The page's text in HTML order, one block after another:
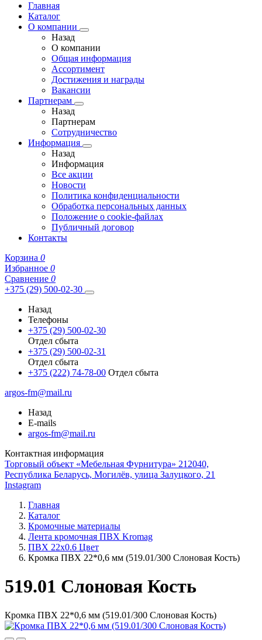
Главная
Каталог
О компании
Назад
О компании
Общая информация
Ассортимент
Достижения и награды
Вакансии
Партнерам
Назад
Партнерам
Сотрудничество
Информация
Назад
Информация
Все акции
Новости
Политика конфиденциальности
Обработка персональных данных
Положение о cookie-файлах
Публичный договор
Контакты
Корзина 0
Избранное 0
Сравнение 0
+375 (29) 500-02-30
Назад
Телефоны
+375 (29) 500-02-30
Отдел сбыта
+375 (29) 500-02-31
Отдел сбыта
+375 (222) 74-78-00 Отдел сбыта
argos-fm@mail.ru
Назад
E-mails
argos-fm@mail.ru
Контактная информация
Торговый объект «Мебельная Фурнитура» 212040,
Республика Беларусь, Могилёв, улица Залуцкого, 21
Instagram
Главная
Каталог
Кромочные материалы
Лента кромочная ПВХ Kromag
ПВХ 22x0.6 Цвет
Кромка ПВХ 22*0,6 мм (519.01/300 Слоновая Кость)
519.01 Слоновая Кость
Кромка ПВХ 22*0,6 мм (519.01/300 Слоновая Кость)